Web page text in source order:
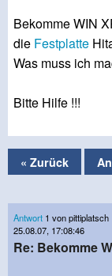
Bekomme WIN
die Festplatte
Was muss ich
Bitte Hilfe !!!
« Zurück
Antwort 1 von pittiplatsch
25.08.07, 17:08:46
Re: Bekomme